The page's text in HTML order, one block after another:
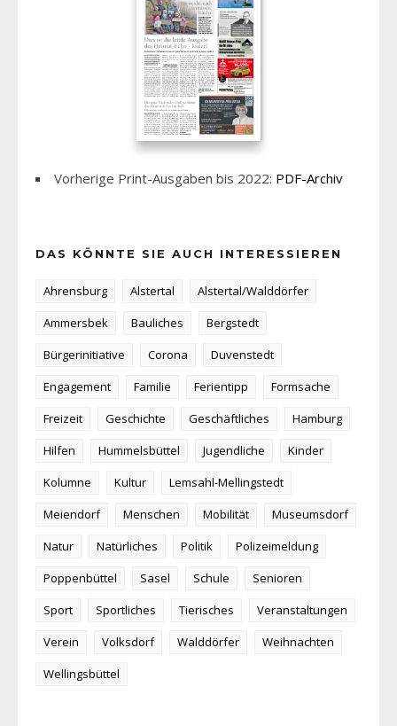
Vorherige Print-Ausgaben bis 2022: PDF-Archiv
DAS KÖNNTE SIE AUCH INTERESSIEREN
Ahrensburg Alstertal
Alstertal/Walddörfer
Ammersbek
Bauliches
Bergstedt
Bürgerinitiative
Corona
Duvenstedt
Engagement
Familie Ferientipp
Formsache
Freizeit
Geschichte Geschäftliches
Hamburg
Hilfen
Hummelsbüttel Jugendliche
Kinder
Kolumne
Kultur
Lemsahl-Mellingstedt
Meiendorf
Menschen Mobilität
Museumsdorf
Natur
Natürliches Politik
Polizeimeldung
Poppenbüttel
Sasel Schule
Senioren
Sport
Sportliches Tierisches
Veranstaltungen
Verein
Volksdorf Walddörfer
Weihnachten
Wellingsbüttel